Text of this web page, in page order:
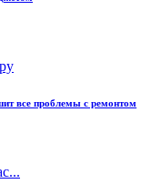
все проблемы с ремонтом